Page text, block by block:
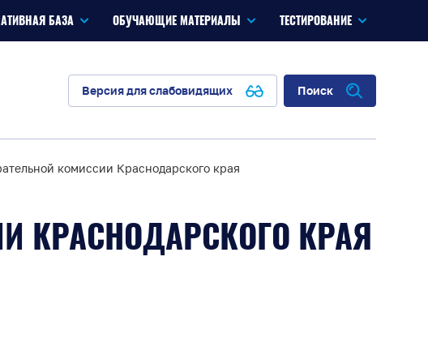
БАЗА ОБУЧАЮЩИЕ МАТЕРИАЛЫ ТЕСТИРОВАНИЕ
Версия для слабовидящих Поиск
комиссии Краснодарского края
КРАСНОДАРСКОГО КРАЯ